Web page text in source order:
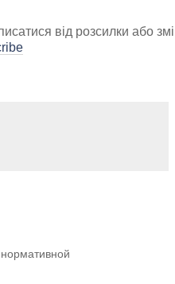
від розсилки або